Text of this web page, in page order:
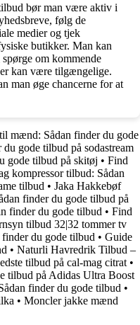
bør man være aktiv i
følg de
medier og tjek
butikker. Man kan
om kommende
kan være tilgængelige.
man øge chancerne for at
mænd: Sådan finder du gode
gode tilbud på sodastream
gode tilbud på skitøj • Find
kompressor tilbud: Sådan
tilbud • Jaka Hakkebøf
finder du gode tilbud på
finder du gode tilbud • Find
tilbud 32|32 tommer tv
du gode tilbud • Guide
• Naturli Havredrik Tilbud –
tilbud på cal-mag citrat •
tilbud på Adidas Ultra Boost
finder du gode tilbud •
• Moncler jakke mænd